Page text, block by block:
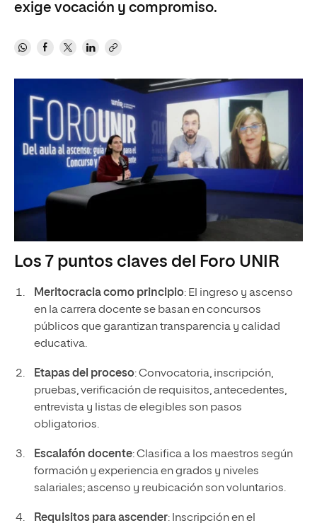
exige vocación y compromiso.
Los 7 puntos claves del Foro UNIR
Meritocracia como principio: El ingreso y ascenso
en la carrera docente se basan en concursos
públicos que garantizan transparencia y calidad
educativa.
Etapas del proceso: Convocatoria, inscripción,
pruebas, verificación de requisitos, antecedentes,
entrevista y listas de elegibles son pasos
obligatorios.
Escalafón docente: Clasifica a los maestros según
formación y experiencia en grados y niveles
salariales; ascenso y reubicación son voluntarios.
Requisitos para ascender: Inscripción en el